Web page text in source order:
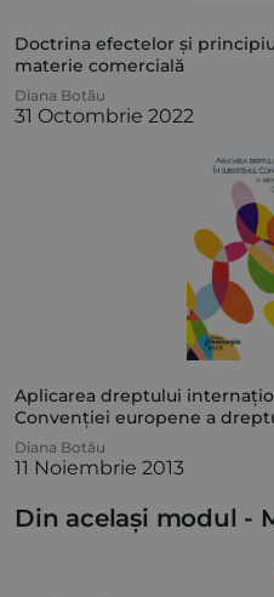
Doctrina efectelor și
materie comercială
Diana Botău
31 Octombrie 2022
Aplicarea dreptului
Convenției europene a
Diana Botău
11 Noiembrie 2013
Din același modul -